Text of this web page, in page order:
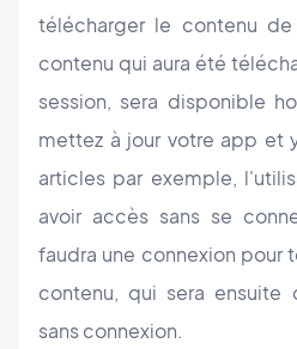
télécharger le contenu
contenu qui aura été
session, sera disponible
mettez à jour votre app et
articles par exemple,
avoir accès sans se
faudra une connexion pour
contenu, qui sera ensuite
sans connexion.